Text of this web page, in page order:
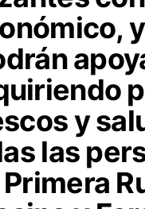
y
las